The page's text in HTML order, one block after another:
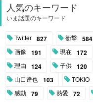
人気のキーワード
いま話題のキーワード
Twitter 827 衝撃 584
画像 191 現在 172
理由 124 子供 120
山口達也 103 TOKIO
感動 79 熱愛 72